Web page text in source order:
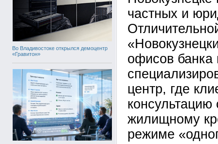
Во Владивостоке открылся демоцентр
«Гравитон»
частных и
офисов банка
центр, где
консультацию
жилищному
режиме